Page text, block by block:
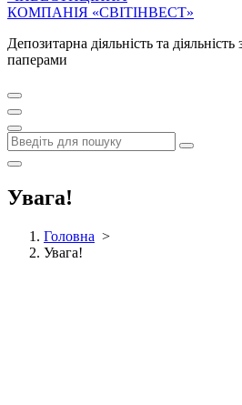
Депозитарна діяльність та
паперами
Увага!
Головна >
Увага!